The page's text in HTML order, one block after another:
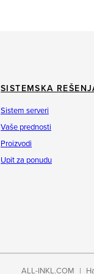
SISTEMSKA
Sistem serveri
Vaše prednosti
Proizvodi
Upit za ponudu
ALL-INKL.COM